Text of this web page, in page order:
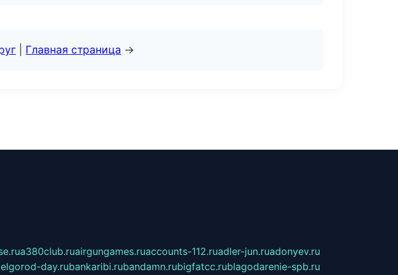
Главная страница →
a380club.ruairgungames.ruaccounts-112.ruadler-jun.ruadonyev.ru
day.rubankaribi.rubandamn.rubigfatcc.rublagodarenie-spb.ru